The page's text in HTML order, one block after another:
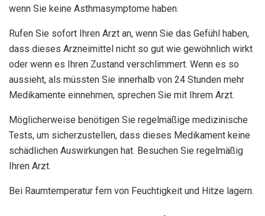
wenn Sie keine Asthmasymptome haben.
Rufen Sie sofort Ihren Arzt an, wenn Sie das Gefühl haben,
dass dieses Arzneimittel nicht so gut wie gewöhnlich wirkt
oder wenn es Ihren Zustand verschlimmert. Wenn es so
aussieht, als müssten Sie innerhalb von 24 Stunden mehr
Medikamente einnehmen, sprechen Sie mit Ihrem Arzt.
Möglicherweise benötigen Sie regelmäßige medizinische
Tests, um sicherzustellen, dass dieses Medikament keine
schädlichen Auswirkungen hat. Besuchen Sie regelmäßig
Ihren Arzt.
Bei Raumtemperatur fern von Feuchtigkeit und Hitze lagern.